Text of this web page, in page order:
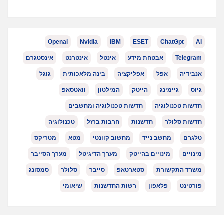
AI
ChatGpt
ESET
IBM
Nvidia
Openai
Telegram אבטחת מידע אינטל אינטרנט אינסטגרם
אנבידיה אפל אפליקציה בינה מלאכותית גוגל
גיוס גיימינג הייטק המילטון וואטסאפ
חדשות טכנולוגיה חדשות טכנולוגיה ומחשבים
חדשות סלולר חדשנות חרבות ברזל טכנולוגיה
טלגרם מחשב נייד מחשוב קוונטי מטא מטריקס
מינויים מינויים בהייטק מערך הדיגיטל מערך הסייבר
משרד התקשורת סטארטאפ סייבר סלולר סמסונג
פורטינט פלאפון רשות החדשנות שיאומי